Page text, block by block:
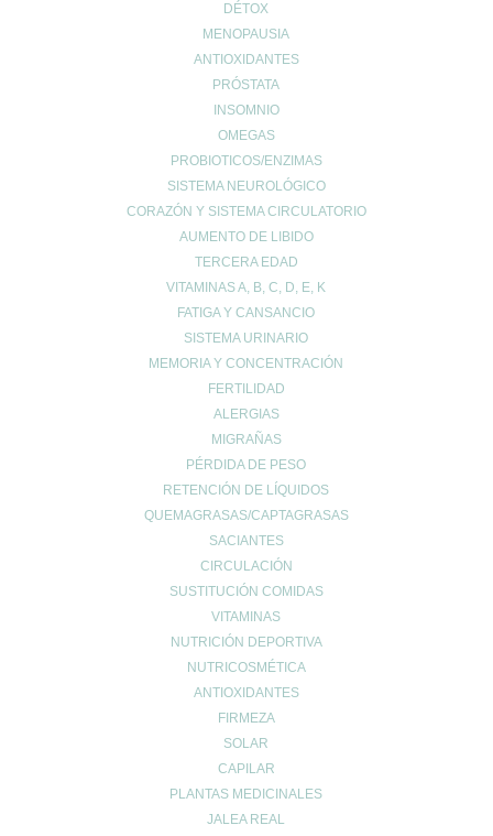
DÉTOX
MENOPAUSIA
ANTIOXIDANTES
PRÓSTATA
INSOMNIO
OMEGAS
PROBIOTICOS/ENZIMAS
SISTEMA NEUROLÓGICO
CORAZÓN Y SISTEMA CIRCULATORIO
AUMENTO DE LIBIDO
TERCERA EDAD
VITAMINAS A, B, C, D, E, K
FATIGA Y CANSANCIO
SISTEMA URINARIO
MEMORIA Y CONCENTRACIÓN
FERTILIDAD
ALERGIAS
MIGRAÑAS
PÉRDIDA DE PESO
RETENCIÓN DE LÍQUIDOS
QUEMAGRASAS/CAPTAGRASAS
SACIANTES
CIRCULACIÓN
SUSTITUCIÓN COMIDAS
VITAMINAS
NUTRICIÓN DEPORTIVA
NUTRICOSMÉTICA
ANTIOXIDANTES
FIRMEZA
SOLAR
CAPILAR
PLANTAS MEDICINALES
JALEA REAL
© 2024 FARMACIA ROMERO CB